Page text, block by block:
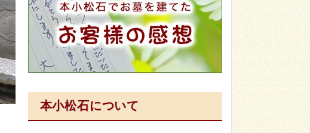
本小松石について